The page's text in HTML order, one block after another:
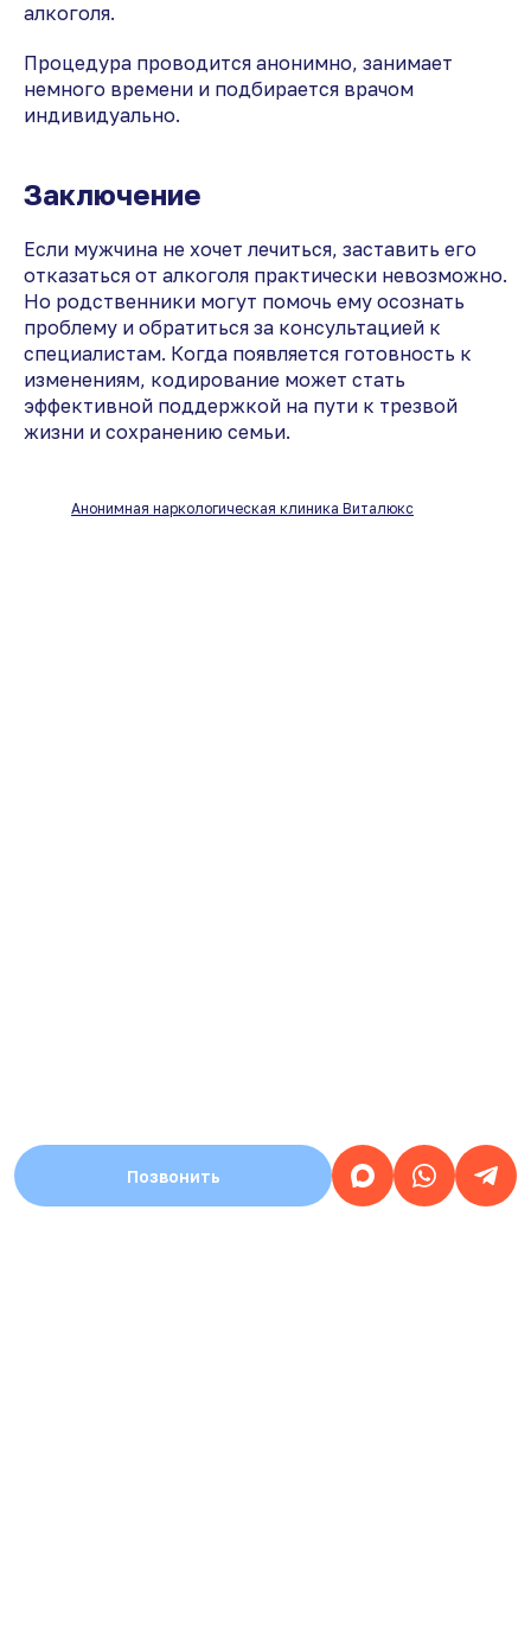
алкоголя.
Процедура проводится анонимно, занимает
немного времени и подбирается врачом
индивидуально.
Заключение
Если мужчина не хочет лечиться, заставить его
отказаться от алкоголя практически невозможно.
Но родственники могут помочь ему осознать
проблему и обратиться за консультацией к
специалистам. Когда появляется готовность к
изменениям, кодирование может стать
эффективной поддержкой на пути к трезвой
жизни и сохранению семьи.
Анонимная наркологическая клиника Виталюкс
Позвонить